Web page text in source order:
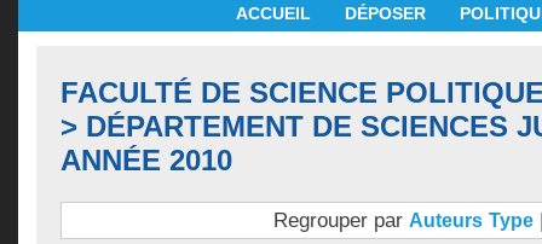
ACCUEIL DÉPOSER
FACULTÉ DE SCIENCE
> DÉPARTEMENT DE SCIENCES
ANNÉE 2010
Regrouper par Auteurs Type